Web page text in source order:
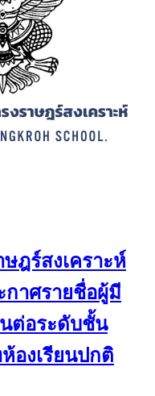
ษฎร์สงเคราะห์
กาศรายชื่อผู้มี
ต่อระดับชั้น
องเรียนปกติ